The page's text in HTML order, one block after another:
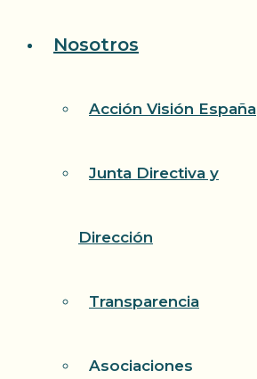
Nosotros
Acción Visión España
Junta Directiva y
Dirección
Transparencia
Asociaciones